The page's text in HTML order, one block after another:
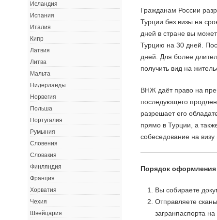
Гражданам России
Турции без визы на
дней в стране вы
Турцию на 30 дней.
дней. Для более
получить вид на
ВНЖ даёт право на
последующего
разрешает его
прямо в Турции, а
собеседование на
Порядок
Вы собираете
Отправляете
загранпаспорта на
Исландия
Испания
Италия
Кипр
Латвия
Литва
Мальта
Нидерланды
Норвегия
Польша
Португалия
Румыния
Словения
Словакия
Финляндия
Франция
Хорватия
Чехия
Швейцария